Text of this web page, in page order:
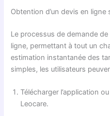
Obtention d’un devis en ligne
Le processus de demande
ligne, permettant à tout un
estimation instantanée des
simples, les utilisateurs
Télécharger l’application
Leocare.